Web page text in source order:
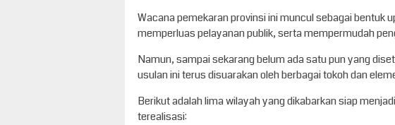
Wacana pemekaran provinsi ini muncul sebagai bentuk
memperluas pelayanan publik, serta mempermudah
Namun, sampai sekarang belum ada satu pun yang
usulan ini terus disuarakan oleh berbagai tokoh dan
Berikut adalah lima wilayah yang dikabarkan siap
terealisasi: